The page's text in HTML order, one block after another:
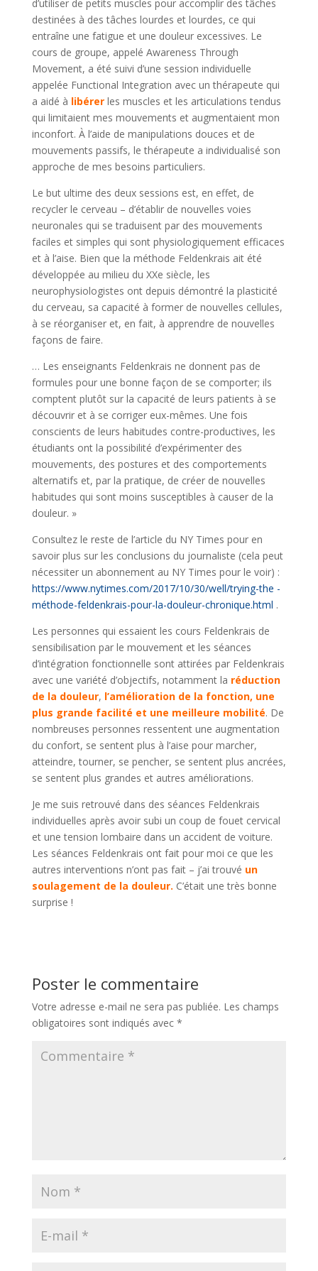
d’utiliser de petits muscles pour accomplir des tâches
destinées à des tâches lourdes et lourdes, ce qui
entraîne une fatigue et une douleur excessives. Le
cours de groupe, appelé Awareness Through
Movement, a été suivi d’une session individuelle
appelée Functional Integration avec un thérapeute qui
a aidé à libérerles muscles et les articulations tendus
qui limitaient mes mouvements et augmentaient mon
inconfort. À l’aide de manipulations douces et de
mouvements passifs, le thérapeute a individualisé son
approche de mes besoins particuliers.
Le but ultime des deux sessions est, en effet, de
recycler le cerveau – d’établir de nouvelles voies
neuronales qui se traduisent par des mouvements
faciles et simples qui sont physiologiquement efficaces
et à l’aise. Bien que la méthode Feldenkrais ait été
développée au milieu du XXe siècle, les
neurophysiologistes ont depuis démontré la plasticité
du cerveau, sa capacité à former de nouvelles cellules,
à se réorganiser et, en fait, à apprendre de nouvelles
façons de faire.
… Les enseignants Feldenkrais ne donnent pas de
formules pour une bonne façon de se comporter; ils
comptent plutôt sur la capacité de leurs patients à se
découvrir et à se corriger eux-mêmes. Une fois
conscients de leurs habitudes contre-productives, les
étudiants ont la possibilité d’expérimenter des
mouvements, des postures et des comportements
alternatifs et, par la pratique, de créer de nouvelles
habitudes qui sont moins susceptibles à causer de la
douleur. »
Consultez le reste de l’article du NY Times pour en
savoir plus sur les conclusions du journaliste (cela peut
nécessiter un abonnement au NY Times pour le voir) :
https://www.nytimes.com/2017/10/30/well/trying-the -
méthode-feldenkrais-pour-la-douleur-chronique.html .
Les personnes qui essaient les cours Feldenkrais de
sensibilisation par le mouvement et les séances
d’intégration fonctionnelle sont attirées par Feldenkrais
avec une variété d’objectifs, notamment la réduction
de la douleur, l’amélioration de la fonction, une
plus grande facilité et une meilleure mobilité. De
nombreuses personnes ressentent une augmentation
du confort, se sentent plus à l’aise pour marcher,
atteindre, tourner, se pencher, se sentent plus ancrées,
se sentent plus grandes et autres améliorations.
Je me suis retrouvé dans des séances Feldenkrais
individuelles après avoir subi un coup de fouet cervical
et une tension lombaire dans un accident de voiture.
Les séances Feldenkrais ont fait pour moi ce que les
autres interventions n’ont pas fait – j’ai trouvé un
soulagement de la douleur. C’était une très bonne
surprise !
Poster le commentaire
Votre adresse e-mail ne sera pas publiée. Les champs
obligatoires sont indiqués avec *